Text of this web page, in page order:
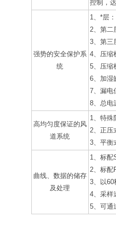
控制，
强势的安全保护系
统
1、*层
2、第二
3、第三
4、压缩
5、压缩
6、加湿
7、漏电
8、总电
高均匀度保证的风
道系统
1、特殊
2、正压
3、平衡
曲线、数据的储存
及处理
1、标配
2、标配
3、以60
4、采样
5、可通